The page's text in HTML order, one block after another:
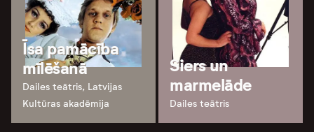
Īsa pamācība
mīlēšanā
Dailes teātris, Latvijas
Kultūras akadēmija
Siers un
marmelāde
Dailes teātris